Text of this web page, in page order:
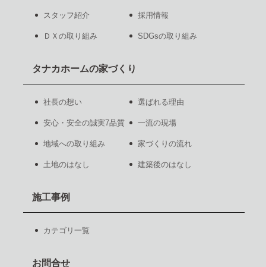
スタッフ紹介 採用情報
ＤＸの取り組み SDGsの取り組み
タナカホームの家づくり
社長の想い 選ばれる理由
安心・安全の誠実7品質 一流の現場
地域への取り組み 家づくりの流れ
土地のはなし 建築後のはなし
施工事例
カテゴリ一覧
お問合せ